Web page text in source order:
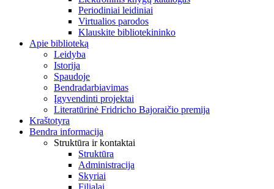
Periodiniai leidiniai
Virtualios parodos
Klauskite bibliotekininko
Apie biblioteką
Leidyba
Istorija
Spaudoje
Bendradarbiavimas
Įgyvendinti projektai
Literatūrinė Fridricho Bajoraičio premija
Kraštotyra
Bendra informacija
Struktūra ir kontaktai
Struktūra
Administracija
Skyriai